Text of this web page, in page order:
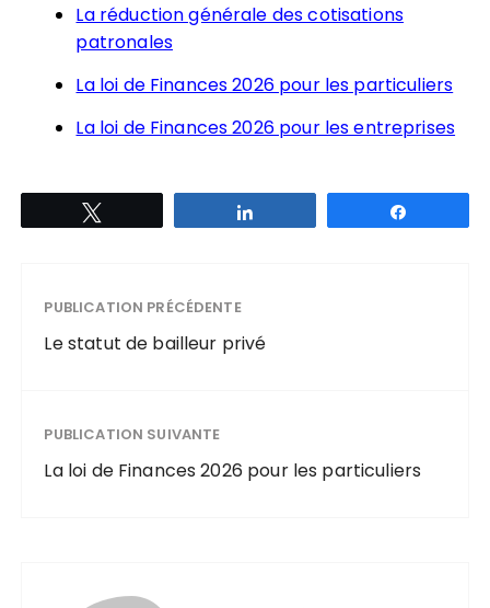
La réduction générale des cotisations
patronales
La loi de Finances 2026 pour les particuliers
La loi de Finances 2026 pour les entreprises
PUBLICATION PRÉCÉDENTE
Le statut de bailleur privé
PUBLICATION SUIVANTE
La loi de Finances 2026 pour les particuliers